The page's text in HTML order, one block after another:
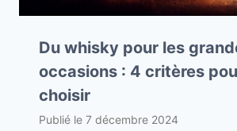
Du whisky pour les
occasions : 4 critères
choisir
Publié le 7 décembre 2024